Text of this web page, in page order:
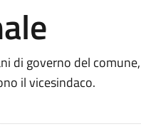
di governo del
il vicesindaco.